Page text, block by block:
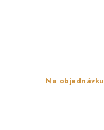
Na objednávku